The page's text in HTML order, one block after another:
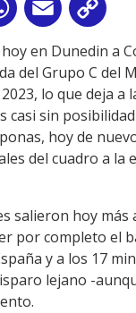
WhatsApp
Email
en Dunedin a
del Grupo C del
lo que deja a
casi sin
hoy de
del cuadro a la
salieron hoy más
por completo el
y a los 17
lejano -